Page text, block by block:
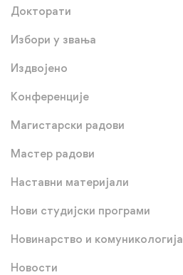
Докторати
Избори у звања
Издвојено
Конференције
Магистарски радови
Мастер радови
Наставни материјали
Нови студијски програми
Новинарство и комуникологија
Новости